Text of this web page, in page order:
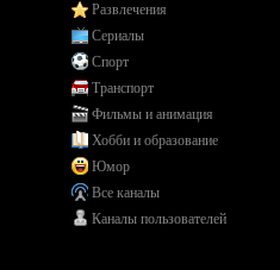
Развлечения
Сериалы
Спорт
Транспорт
Фильмы и анимация
Хобби и образование
Юмор
Все каналы
Каналы пользователей